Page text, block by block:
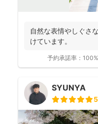
自然な表情やしぐさ
けています。
予約承諾率： 100%
SYUNYA
5